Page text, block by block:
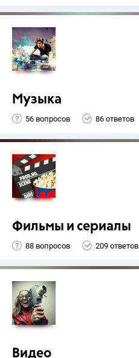
Музыка
56 вопросов 86 ответов
Фильмы и сериалы
88 вопросов 209 ответов
Видео